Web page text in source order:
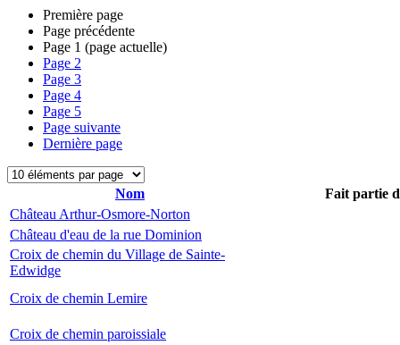
Première page
Page précédente
Page 1 (page actuelle)
Page 2
Page 3
Page 4
Page 5
Page suivante
Dernière page
Nom
Fait partie
Château Arthur-Osmore-Norton
Château d'eau de la rue Dominion
Croix de chemin du Village de Sainte-
Edwidge
Croix de chemin Lemire
Croix de chemin paroissiale